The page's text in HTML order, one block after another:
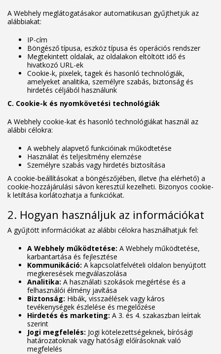
A Webhely meglátogatásakor automatikusan gyűjthetjük az
alábbiakat:
IP-cím
Böngésző típusa, eszköz típusa és operációs rendszer
Megtekintett oldalak, az oldalakon eltöltött idő és
hivatkozó URL-ek
Cookie-k, pixelek, tagek és hasonló technológiák,
amelyeket analitika, személyre szabás, biztonság és
hirdetés céljából használunk
C. Cookie-k és nyomkövetési technológiák
A Webhely cookie-kat és hasonló technológiákat használ az
alábbi célokra:
A webhely alapvető funkcióinak működtetése
Használat és teljesítmény elemzése
Személyre szabás vagy hirdetés biztosítása
A cookie-beállításokat a böngészőjében, illetve (ha elérhető) a
cookie-hozzájárulási sávon keresztül kezelheti. Bizonyos cookie-
k letiltása korlátozhatja a funkciókat.
2. Hogyan használjuk az információkat
A gyűjtött információkat az alábbi célokra használhatjuk fel:
A Webhely működtetése: A Webhely működtetése,
karbantartása és fejlesztése
Kommunikáció: A kapcsolatfelvételi oldalon benyújtott
megkeresések megválaszolása
Analitika: A használati szokások megértése és a
felhasználói élmény javítása
Biztonság: Hibák, visszaélések vagy káros
tevékenységek észlelése és megelőzése
Hirdetés és marketing: A 3. és 4. szakaszban leírtak
szerint
Jogi megfelelés: Jogi kötelezettségeknek, bírósági
határozatoknak vagy hatósági előírásoknak való
megfelelés